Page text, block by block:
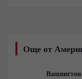
река Днестър и
Новоднистровск е
дефицит на
Още от
Вашингтон